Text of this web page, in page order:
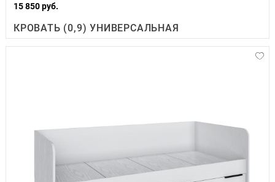
15 850 руб.
КРОВАТЬ (0,9) УНИВЕРСАЛЬНАЯ